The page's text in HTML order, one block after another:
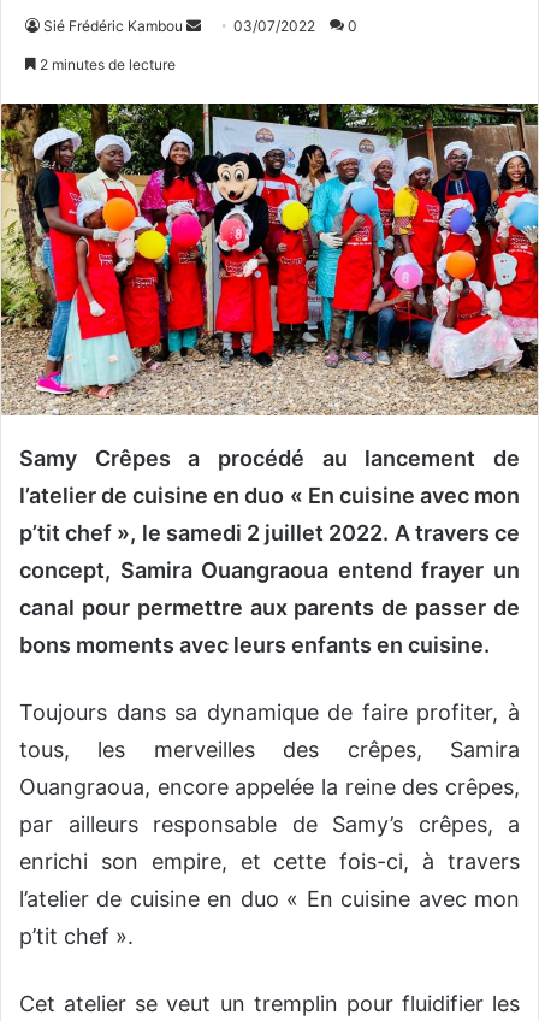
Sié Frédéric Kambou
o
y
r
u
n
c
o
u
r
r
l
03/07/2022 0
2 minutes de lecture
Samy Crêpes a procédé au lancement de
l’atelier de cuisine en duo « En cuisine avec mon
p’tit chef », le samedi 2 juillet 2022. A travers ce
concept, Samira Ouangraoua entend frayer un
canal pour permettre aux parents de passer de
bons moments avec leurs enfants en cuisine.
Toujours dans sa dynamique de faire profiter, à
tous, les merveilles des crêpes, Samira
Ouangraoua, encore appelée la reine des crêpes,
par ailleurs responsable de Samy’s crêpes, a
enrichi son empire, et cette fois-ci, à travers
l’atelier de cuisine en duo « En cuisine avec mon
p’tit chef ».
Cet atelier se veut un tremplin pour fluidifier les